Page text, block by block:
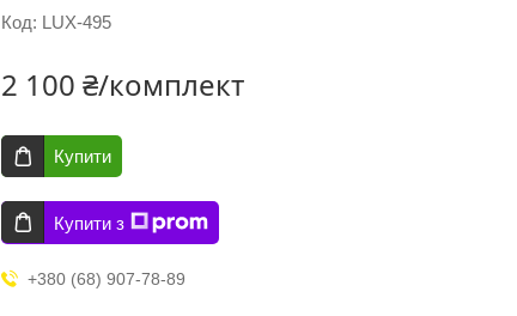
Код: LUX-495
2 100 ₴/комплект
Купити
Купити з
+380 (68) 907-78-89